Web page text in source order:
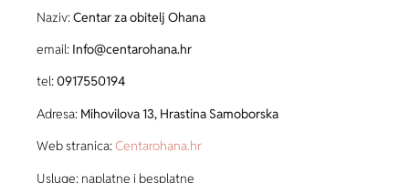
Naziv:Centar za obitelj Ohana
email: Info@centarohana.hr
tel: 0917550194
Adresa: Mihovilova 13, Hrastina Samoborska
Web stranica:Centarohana.hr
Usluge: naplatne i besplatne